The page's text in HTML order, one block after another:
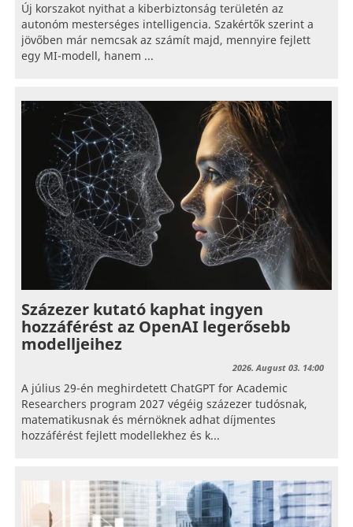
Új korszakot nyithat a kiberbiztonság területén az
autonóm mesterséges intelligencia. Szakértők szerint a
jövőben már nemcsak az számít majd, mennyire fejlett
egy MI-modell, hanem ...
Százezer kutató kaphat ingyen
hozzáférést az OpenAI legerősebb
modelljeihez
2026. August 03. 14:00
A július 29-én meghirdetett ChatGPT for Academic
Researchers program 2027 végéig százezer tudósnak,
matematikusnak és mérnöknek adhat díjmentes
hozzáférést fejlett modellekhez és k...